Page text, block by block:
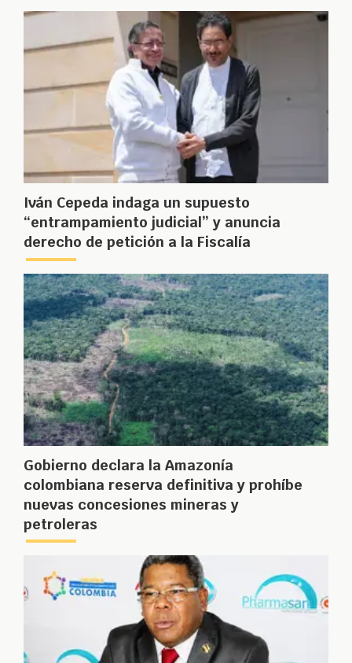
Iván Cepeda indaga un supuesto
“entrampamiento judicial” y anuncia
derecho de petición a la Fiscalía
Gobierno declara la Amazonía
colombiana reserva definitiva y prohíbe
nuevas concesiones mineras y
petroleras